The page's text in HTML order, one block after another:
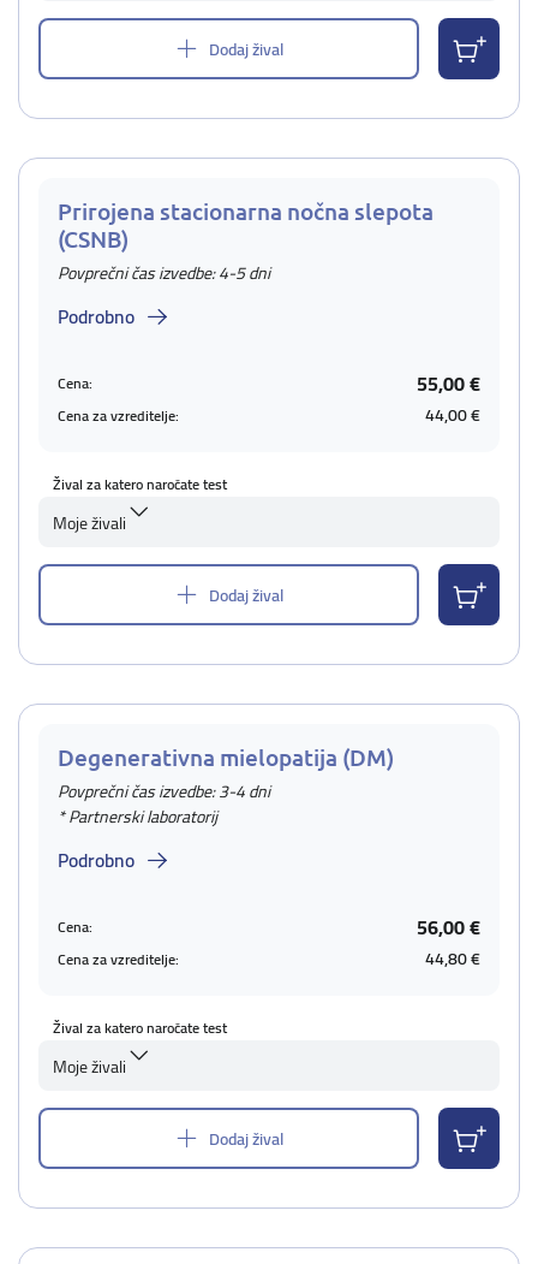
Dodaj žival
Prirojena stacionarna nočna slepota
(CSNB)
Povprečni čas izvedbe: 4-5 dni
Podrobno
Cena: 55,00 €
Cena za vzreditelje: 44,00 €
Žival za katero naročate test
Moje živali
Dodaj žival
Degenerativna mielopatija (DM)
Povprečni čas izvedbe: 3-4 dni
* Partnerski laboratorij
Podrobno
Cena: 56,00 €
Cena za vzreditelje: 44,80 €
Žival za katero naročate test
Moje živali
Dodaj žival